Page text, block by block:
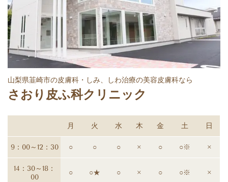
山梨県韮崎市の皮膚科・しみ、しわ治療の美容皮膚科なら
さおり皮ふ科クリニック
月 火 水 木 金 土 日
9：00～12：30 ○ ○ ○ × ○ ○※ ×
14：30～18：
00
○ ○★ ○ × ○ ○※ ×